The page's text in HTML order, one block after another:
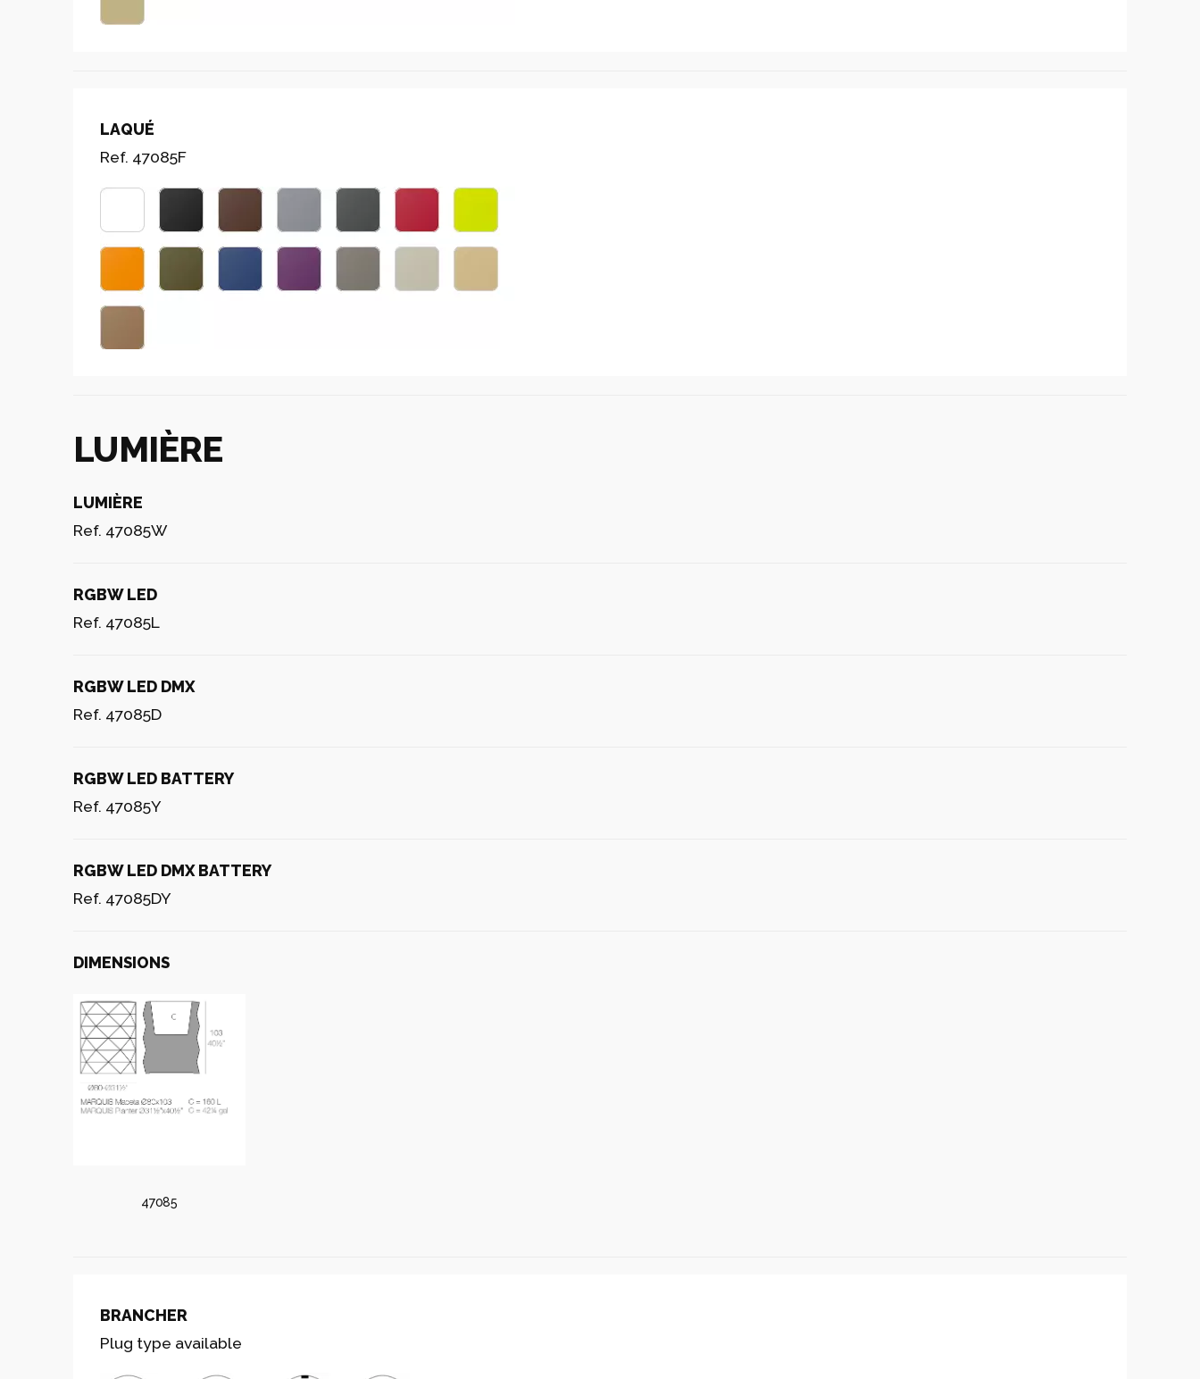
LAQUÉ
Ref. 47085F
LUMIÈRE
LUMIÈRE
Ref. 47085W
RGBW LED
Ref. 47085L
RGBW LED DMX
Ref. 47085D
RGBW LED BATTERY
Ref. 47085Y
RGBW LED DMX BATTERY
Ref. 47085DY
DIMENSIONS
47085
BRANCHER
Plug type available